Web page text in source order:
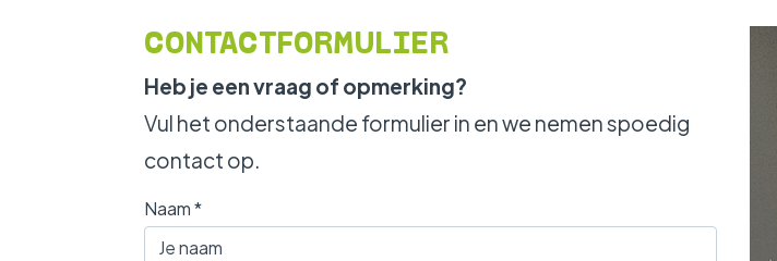
CONTACTFORMULIER
Heb je een vraag of opmerking?
Vul het onderstaande formulier in en we nemen spoedig
contact op.
Naam*